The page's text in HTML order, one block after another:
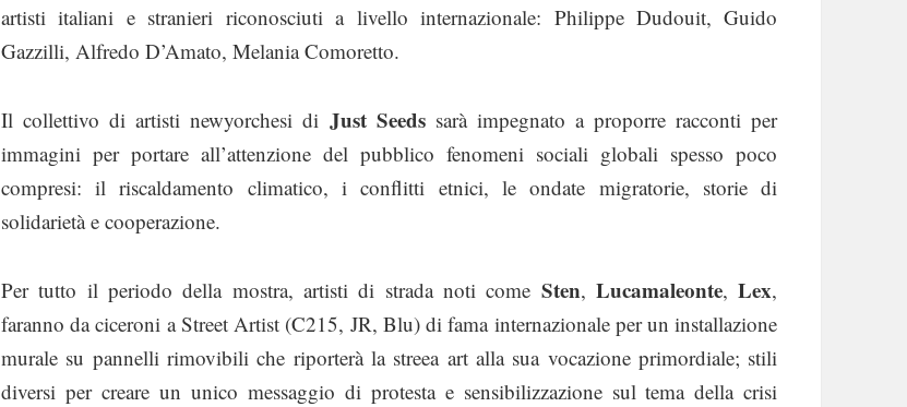
artisti italiani e stranieri riconosciuti a livello internazionale: Philippe Dudouit, Guido
Gazzilli, Alfredo D’Amato, Melania Comoretto.
Il collettivo di artisti newyorchesi di Just Seedssarà impegnato a proporre racconti per
immagini per portare all’attenzione del pubblico fenomeni sociali globali spesso poco
compresi: il riscaldamento climatico, i conflitti etnici, le ondate migratorie, storie di
solidarietà e cooperazione.
Per tutto il periodo della mostra, artisti di strada noti come Sten,Lucamaleonte,Lex,
faranno da ciceroni a Street Artist (C215, JR, Blu) di fama internazionale per un installazione
murale su pannelli rimovibili che riporterà la streea art alla sua vocazione primordiale; stili
diversi per creare un unico messaggio di protesta e sensibilizzazione sul tema della crisi